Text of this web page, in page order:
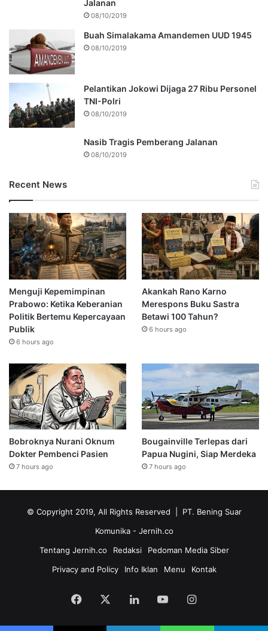
Jalanan
08/10/2019
Buah Simalakama Amandemen UUD 1945
08/10/2019
Pelantikan Jokowi Dijaga 27 Ribu Personel
TNI-Polri
08/10/2019
Nasib Tragis Pemberang Jalanan
08/10/2019
Recent News
Menguji Kepemimpinan
Prabowo: Ketika Keberanian
Politik Bertemu Kepercayaan
Publik
6 hours ago
Akankah Rano Karno
Merespons Buku Sastra
Betawi 100 Tahun?
6 hours ago
Bobroknya Nurani Oknum
Dokter Pembenci Pasien
7 hours ago
Bougainville Terlepas dari
Papua Nugini, Siap Merdeka
7 hours ago
© Copyright 2019, All Rights Reserved | PT. Bening Suar
Komunika - Jernih.co
Tentang Jernih.co
Redaksi
Pedoman Media Siber
Privacy and Policy
Info Iklan Menu Kontak
Facebook LinkedInYouTubeInstagram